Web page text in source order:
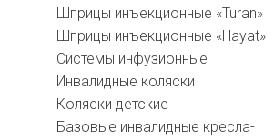
Шприцы инъекционные «Turan»
Шприцы инъекционные «Hayat»
Системы инфузионные
Инвалидные коляски
Коляски детские
Базовые инвалидные кресла-